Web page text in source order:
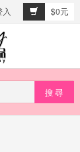
入
$0元